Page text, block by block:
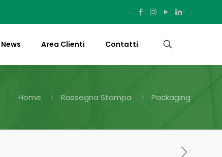
News Area Clienti Contatti
Home Rassegna Stampa Packaging